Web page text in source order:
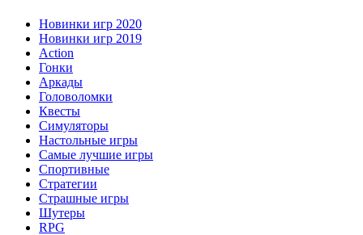
Новинки игр 2020
Новинки игр 2019
Action
Гонки
Аркады
Головоломки
Квесты
Симуляторы
Настольные игры
Самые лучшие игры
Спортивные
Стратегии
Страшные игры
Шутеры
RPG